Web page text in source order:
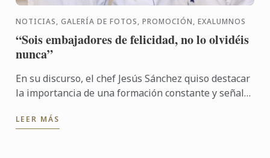
NOTICIAS, GALERÍA DE FOTOS, PROMOCIÓN, EXALUMNOS
“Sois embajadores de felicidad, no lo olvidéis
nunca”
En su discurso, el chef Jesús Sánchez quiso destacar
la importancia de una formación constante y señaló
LEER MÁS